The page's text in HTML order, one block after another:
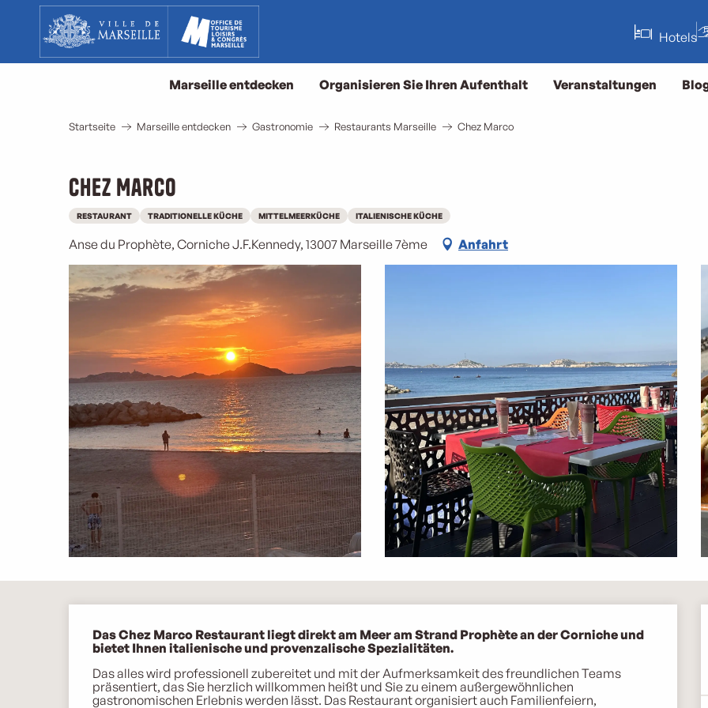
contenu
principal
Hotels
Marseille entdecken Organisieren Sie Ihren Aufenthalt Veranstaltungen
Startseite Marseille entdecken Gastronomie Restaurants Marseille Chez Marco
Chez Marco
RESTAURANT TRADITIONELLE KÜCHE MITTELMEERKÜCHE ITALIENISCHE KÜCHE
Anse du Prophète, Corniche J.F.Kennedy, 13007 Marseille 7ème Anfahrt
Beschreibung
Das Chez Marco Restaurant liegt direkt am Meer am Strand Prophète an der Corniche und
bietet Ihnen italienische und provenzalische Spezialitäten.
Das alles wird professionell zubereitet und mit der Aufmerksamkeit des freundlichen Teams
präsentiert, das Sie herzlich willkommen heißt und Sie zu einem außergewöhnlichen
gastronomischen Erlebnis werden lässt. Das Restaurant organisiert auch Familienfeiern,